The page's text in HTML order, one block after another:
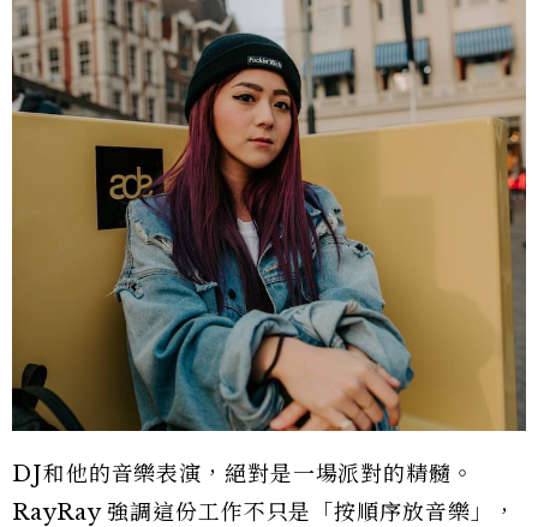
DJ和他的音樂表演，絕對是一場派對的精髓。
RayRay 強調這份工作不只是「按順序放音樂」，